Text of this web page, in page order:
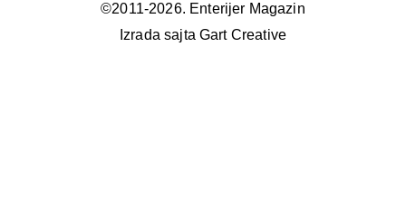
©2011-2026. Enterijer Magazin
Izrada sajta Gart Creative